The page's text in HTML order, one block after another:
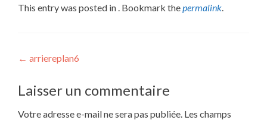
This entry was posted in . Bookmark thepermalink.
Post
navigation
← arriereplan6
Laisser un commentaire
Votre adresse e-mail ne sera pas publiée. Les champs